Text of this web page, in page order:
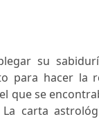
su
para hacer la
que se
carta